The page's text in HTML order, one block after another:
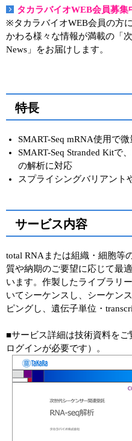
アプリケーションノート
プロトコール集
Q&A
タカラバイオWEB会員募集
※タカラバイオWEB会員の方
かわる様々な情報が満載の「
News」をお届けします。
特長
SMART-Seq mRNA使用で
SMART-Seq Stranded Kitで
の解析に対応
スプライシングバリアント
サービス内容
total RNAまたは組織・細胞等
質や納期のご要望に応じて最
います。作製したライブラリ
いてシーケンスし、シーケン
ピングし、遺伝子単位・
■サービス詳細は技術資料を
ログインが必要です）。